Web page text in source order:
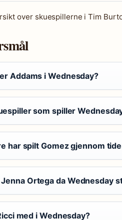
over skuespillerne i Tim
Addams i Wednesday?
som spiller
har spilt Gomez gjennom
Ortega da Wednesday
med i Wednesday?